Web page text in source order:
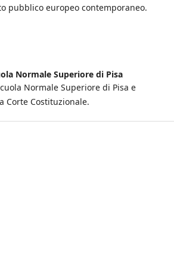
pubblico europeo contemporaneo.
Normale Superiore di Pisa
Normale Superiore di Pisa e
Corte Costituzionale.